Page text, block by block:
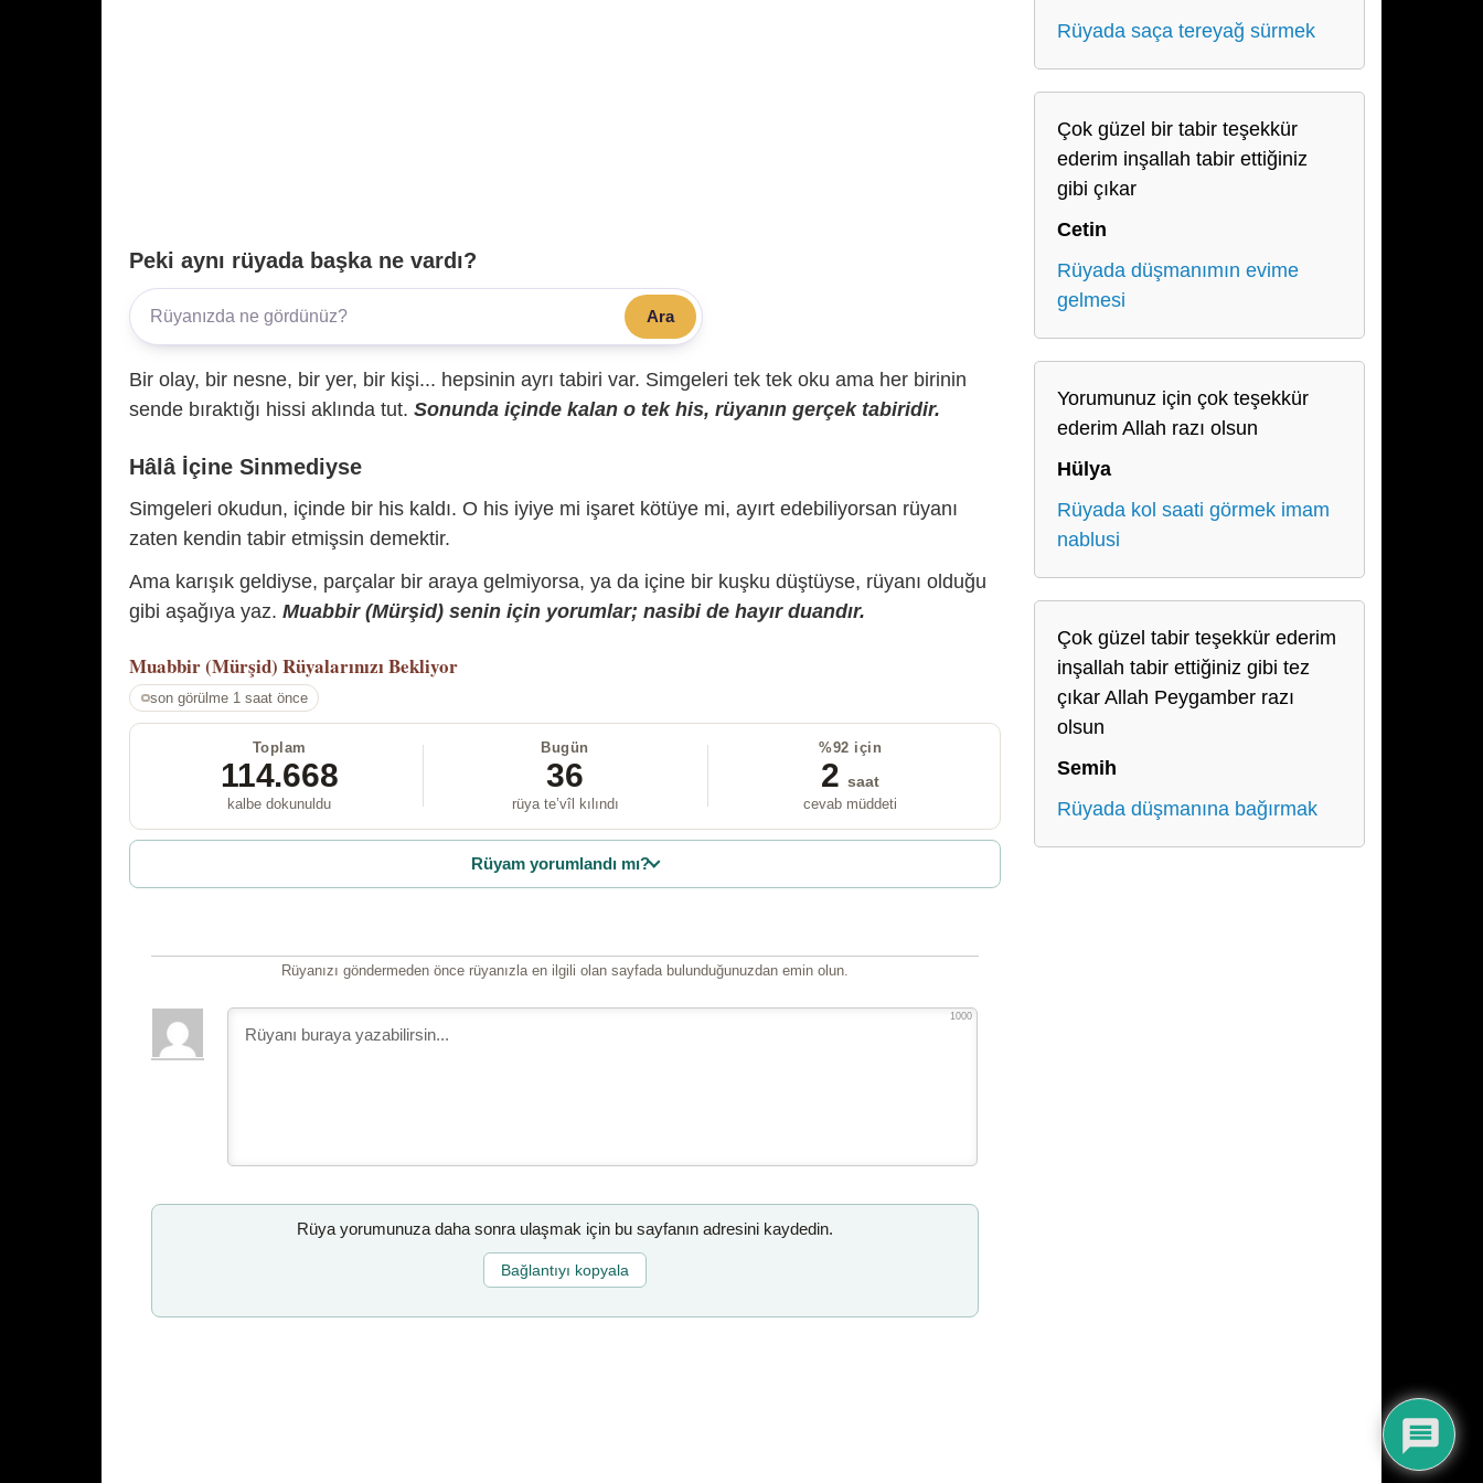
Peki aynı rüyada başka ne vardı?
Ara
Bir olay, bir nesne, bir yer, bir kişi... hepsinin ayrı tabiri var. Simgeleri tek tek oku ama her birinin
sende bıraktığı hissi aklında tut. Sonunda içinde kalan o tek his, rüyanın gerçek tabiridir.
Hâlâ İçine Sinmediyse
Simgeleri okudun, içinde bir his kaldı. O his iyiye mi işaret kötüye mi, ayırt edebiliyorsan rüyanı
zaten kendin tabir etmişsin demektir.
Ama karışık geldiyse, parçalar bir araya gelmiyorsa, ya da içine bir kuşku düştüyse, rüyanı olduğu
gibi aşağıya yaz. Muabbir (Mürşid) senin için yorumlar; nasibi de hayır duandır.
Muabbir (Mürşid) Rüyalarınızı Bekliyor
son görülme 1 saat önce
Toplam
114.668
kalbe dokunuldu
Bugün
36
rüya te’vîl kılındı
%92 için
2 saat
cevab müddeti
Rüyam yorumlandı mı?
Rüyanızı göndermeden önce rüyanızla en ilgili olan sayfada bulunduğunuzdan emin olun.
1000
Rüya yorumunuza daha sonra ulaşmak için bu sayfanın adresini kaydedin.
Bağlantıyı kopyala
Rüyada saça tereyağ sürmek
Çok güzel bir tabir teşekkür
ederim inşallah tabir ettiğiniz
gibi çıkar
Cetin
Rüyada düşmanımın evime
gelmesi
Yorumunuz için çok teşekkür
ederim Allah razı olsun
Hülya
Rüyada kol saati görmek imam
nablusi
Çok güzel tabir teşekkür ederim
inşallah tabir ettiğiniz gibi tez
çıkar Allah Peygamber razı
olsun
Semih
Rüyada düşmanına bağırmak